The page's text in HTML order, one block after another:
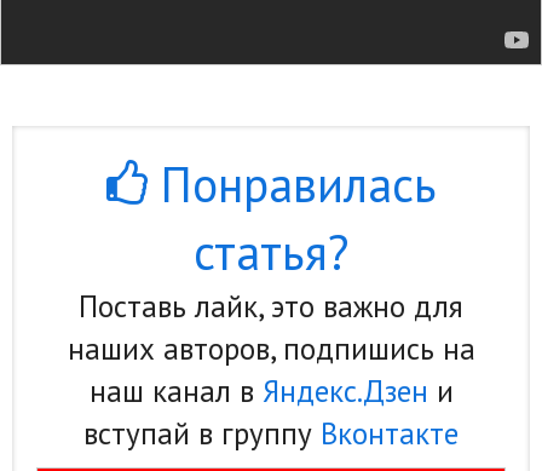
Понравилась
статья?
Поставь лайк, это важно для
наших авторов, подпишись на
наш канал в Яндекс.Дзен и
вступай в группу Вконтакте